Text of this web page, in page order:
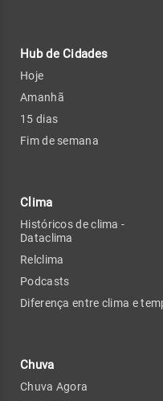
Hub de Cidades
Hoje
Amanhã
15 dias
Fim de semana
Clima
Históricos de clima -
Dataclima
Relclima
Podcasts
Diferença entre clima e
Chuva
Chuva Agora